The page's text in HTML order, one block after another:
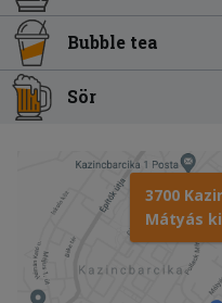
Bubble tea
Sör
3700
Mátyás